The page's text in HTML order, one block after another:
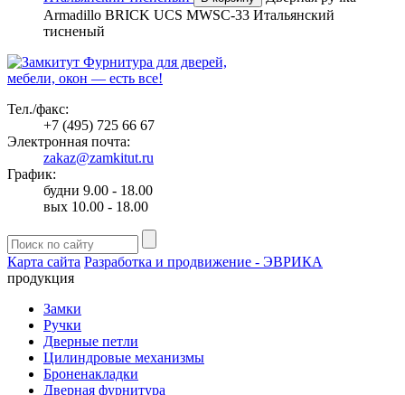
Armadillo BRICK UCS MWSC-33 Итальянский
тисненый
Фурнитура для дверей,
мебели, окон — есть все!
Тел./факс:
+7 (495) 725 66 67
Электронная почта:
zakaz@zamkitut.ru
График:
будни 9.00 - 18.00
вых 10.00 - 18.00
Карта сайта Разработка и продвижение - ЭВРИКА
продукция
Замки
Ручки
Дверные петли
Цилиндровые механизмы
Броненакладки
Дверная фурнитура